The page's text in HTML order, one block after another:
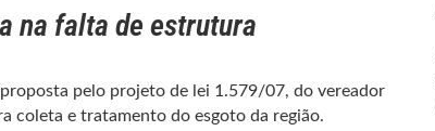
na falta de estrutura
pelo projeto de lei 1.579/07, do vereador
coleta e tratamento do esgoto da região.